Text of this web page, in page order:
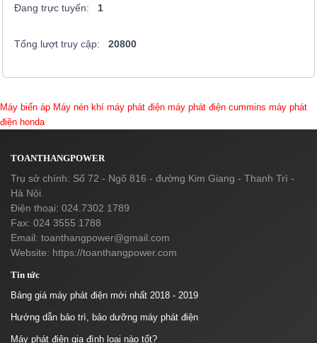
Đang trực tuyến: 1
Tổng lượt truy cập: 20800
Máy biến áp Máy nén khí máy phát điện máy phát điện cummins máy phát
điện honda
TOANTHANGPOWER
Trụ sở chính: Số 72 - Ngõ 816 - đường Kim Giang - Thanh Trì -
Hà Nội.
Điện thoại: 024.7302 1789
Fax: 024 3555 1788
Email: toanthangpower@gmail.com
Website: https://toanthangpower.com
Tin tức
Bảng giá máy phát điện mới nhất 2018 - 2019
Hướng dẫn bảo trì, bảo dưỡng máy phát điện
Máy phát điện gia đình loại nào tốt?